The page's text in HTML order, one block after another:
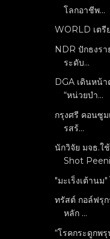
โลกอาชีพ...
WORLD เตรี
NDR ปักธงรา
ระดับ...
DGA เดินหน้
“หน่วยบำ...
กรุงศรี คอนซูม
รสร้...
นักวิจัย มจธ.ใ
Shot
"มะเร็งเต้านม
ทรัสต์ กอล์ฟรุ
หลัก ...
“โรคกระดูกพ